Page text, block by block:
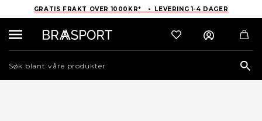
GRATIS FRAKT OVER 1000KR* • LEVERING 1-4 DAGER